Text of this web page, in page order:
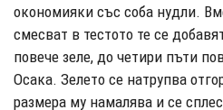
окономияки със соба нудли.
смесват в тестото те се
повече зеле, до четири пъти
Осака. Зелето се натрупва
размера му намалява и се